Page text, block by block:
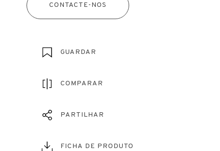
CONTACTE-NOS
GUARDAR
COMPARAR
PARTILHAR
FICHA DE PRODUTO